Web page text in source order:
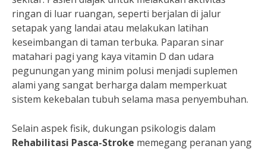
ringan di luar ruangan, seperti berjalan di jalur
setapak yang landai atau melakukan latihan
keseimbangan di taman terbuka. Paparan sinar
matahari pagi yang kaya vitamin D dan udara
pegunungan yang minim polusi menjadi suplemen
alami yang sangat berharga dalam memperkuat
sistem kekebalan tubuh selama masa penyembuhan.
Selain aspek fisik, dukungan psikologis dalam
Rehabilitasi Pasca-Stroke memegang peranan yang